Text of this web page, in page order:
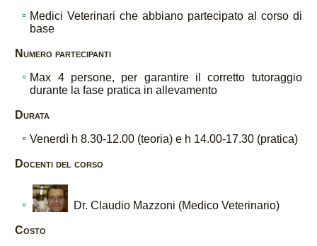
Medici Veterinari che abbiano partecipato al corso di
base
Numero partecipanti
Max 4 persone, per garantire il corretto tutoraggio
durante la fase pratica in allevamento
Durata
Venerdì h 8.30-12.00 (teoria) e h 14.00-17.30 (pratica)
Docenti del corso
Dr. Claudio Mazzoni (Medico Veterinario)
Costo